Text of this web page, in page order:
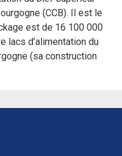
(CCB). Il est le
est de 16 100 000
lacs d’alimentation du
(sa construction